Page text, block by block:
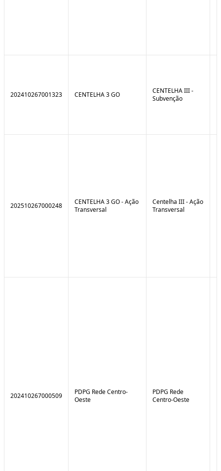
202410267001323 CENTELHA 3 GO
CENTELHA III -
Subvenção
202510267000248
CENTELHA 3 GO - Ação
Transversal
Centelha III - Ação
Transversal
202410267000509
PDPG Rede Centro-
Oeste
PDPG Rede
Centro-Oeste